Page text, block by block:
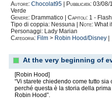
Autore: Chocolat95 Pubblicata: 03/08/
Verde
Genere: Drammatico | Capitoli: 1 -
Tipo di coppia: Nessuna |
Note: What
Personaggi: Lady Marian
Categoria: Film > Robin Hood/Disney
At the very beginning of
[Robin Hood]
“Vi starete chiedendo come tutto
perché questa è la storia della
Robin Hood”.